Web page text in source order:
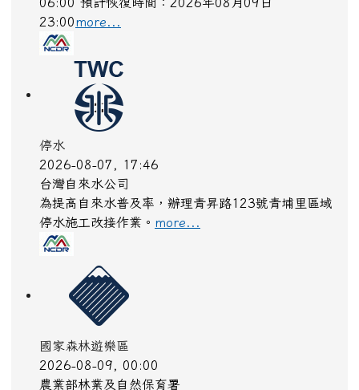
06:00 預計恢復時間：2026年08月09日
23:00more...
停水
2026-08-07, 17:46
台灣自來水公司
為提高自來水普及率，辦理青昇路123號青埔里區域
停水施工改接作業。 more...
國家森林遊樂區
2026-08-09, 00:00